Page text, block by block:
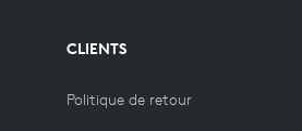
CLIENTS
Politique de retour